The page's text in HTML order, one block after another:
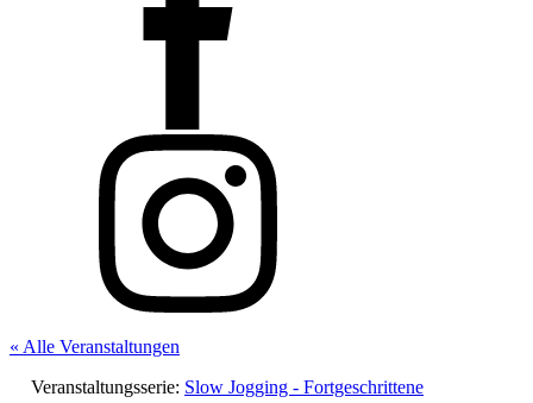
« Alle Veranstaltungen
Veranstaltungsserie: Slow Jogging - Fortgeschrittene